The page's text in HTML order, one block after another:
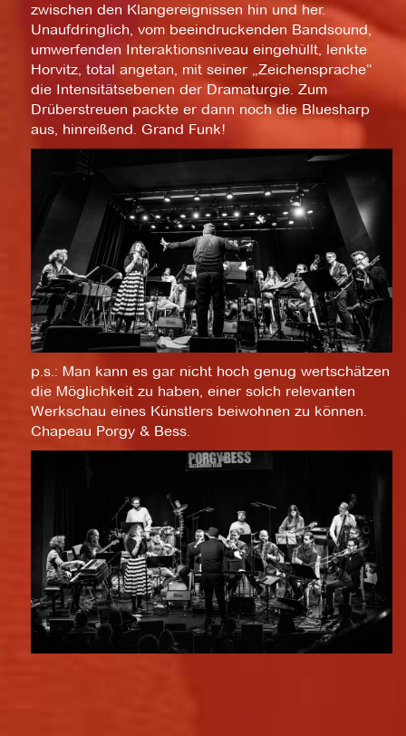
zwischen den Klangereignissen hin und her.
Unaufdringlich, vom beeindruckenden Bandsound,
umwerfenden Interaktionsniveau eingehüllt, lenkte
Horvitz, total angetan, mit seiner „Zeichensprache“
die Intensitätsebenen der Dramaturgie. Zum
Drüberstreuen packte er dann noch die Bluesharp
aus, hinreißend. Grand Funk!
p.s.: Man kann es gar nicht hoch genug wertschätzen
die Möglichkeit zu haben, einer solch relevanten
Werkschau eines Künstlers beiwohnen zu können.
Chapeau Porgy & Bess.